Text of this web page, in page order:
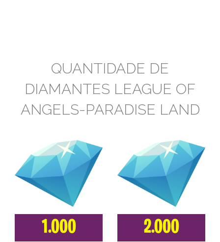
QUANTIDADE DE
DIAMANTES LEAGUE OF
ANGELS-PARADISE LAND
1.000 2.000